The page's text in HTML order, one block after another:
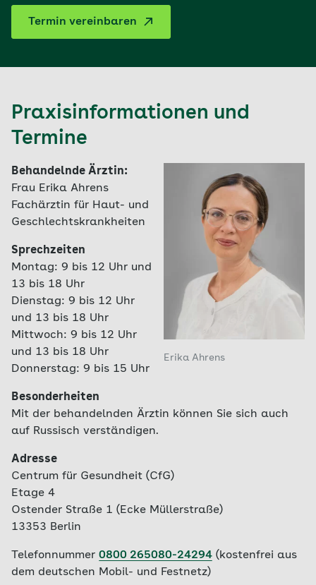
Termin vereinbaren
Praxisinformationen und
Termine
Erika Ahrens
Behandelnde Ärztin:
Frau Erika Ahrens
Fachärztin für Haut- und
Geschlechtskrankheiten
Sprechzeiten
Montag: 9 bis 12 Uhr und
13 bis 18 Uhr
Dienstag: 9 bis 12 Uhr
und 13 bis 18 Uhr
Mittwoch: 9 bis 12 Uhr
und 13 bis 18 Uhr
Donnerstag: 9 bis 15 Uhr
Besonderheiten
Mit der behandelnden Ärztin können Sie sich auch
auf Russisch verständigen.
Adresse
Centrum für Gesundheit (CfG)
Etage 4
Ostender Straße 1 (Ecke Müllerstraße)
13353 Berlin
Telefonnummer 0800 265080-24294 (kostenfrei aus
dem deutschen Mobil- und Festnetz)